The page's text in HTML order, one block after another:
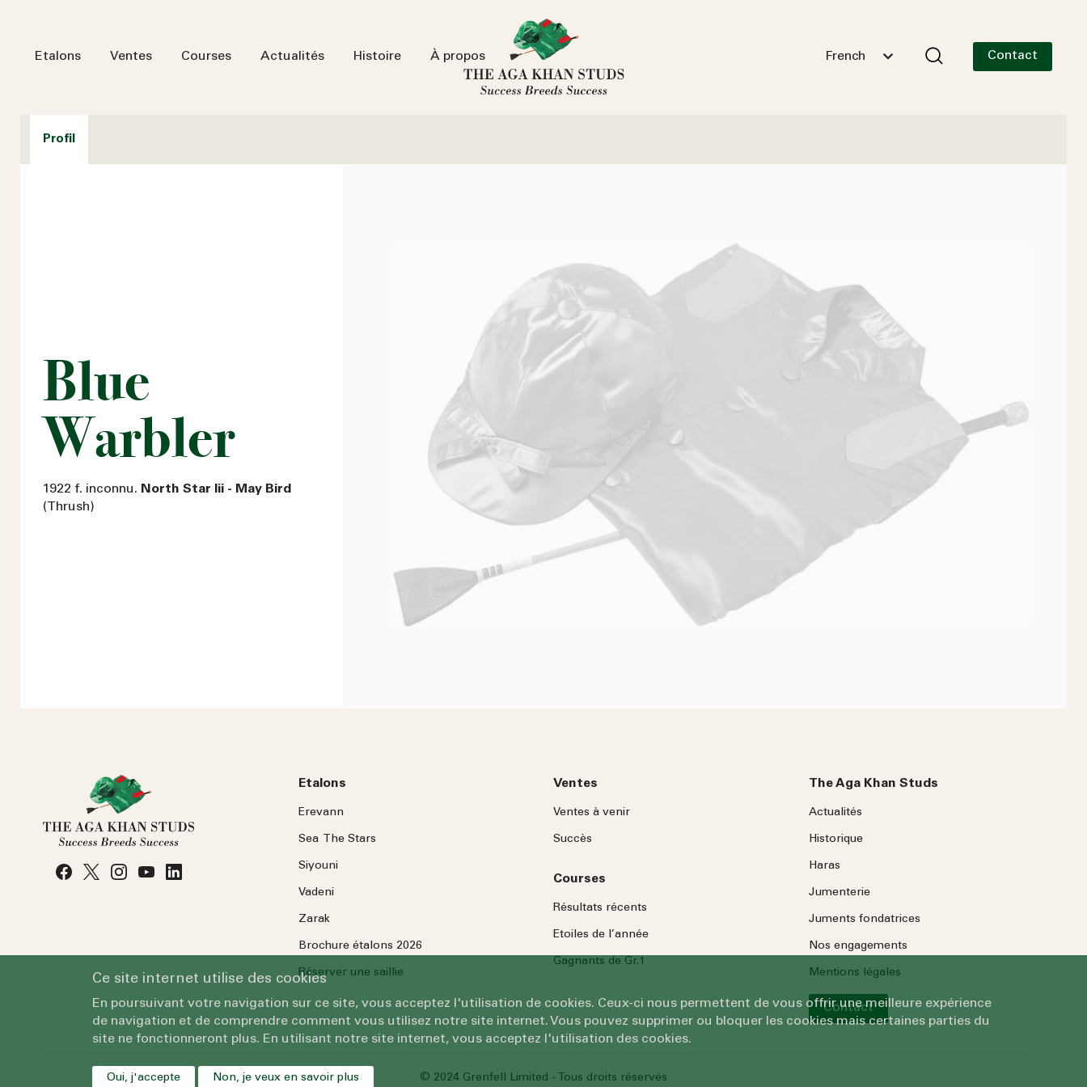
Etalons Ventes Courses Actualités Histoire À propos French Contact
Profil
Blue
Warbler
1922 f. inconnu. North Star Iii - May Bird
(Thrush)
Etalons
Erevann
Sea TheStars
Siyouni
Vadeni
Zarak
Brochure étalons 2026
Réserver une saillie
Ventes
Ventes à venir
Succès
Courses
Résultats récents
Etoiles de l’année
Gagnants de Gr.1
The Aga Khan Studs
Actualités
Historique
Haras
Jumenterie
Juments fondatrices
Nos engagements
Mentions légales
Contact
© 2024 Grenfell Limited - Tous droits réservés
Ce site internet utilise des cookies
En poursuivant votre navigation sur ce site, vous acceptez l'utilisation de cookies. Ceux-ci nous permettent de vous offrir une meilleure expérience
de navigation et de comprendre comment vous utilisez notre site internet. Vous pouvez supprimer ou bloquer les cookies mais certaines parties du
site ne fonctionneront plus. En utilisant notre site internet, vous acceptez l'utilisation des cookies.
Oui, j'accepte Non, je veux en savoir plus